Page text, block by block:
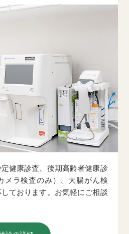
健康診査、後期高齢者健康診
メラ検査のみ）、大腸がん検
ております。お気軽にご相談